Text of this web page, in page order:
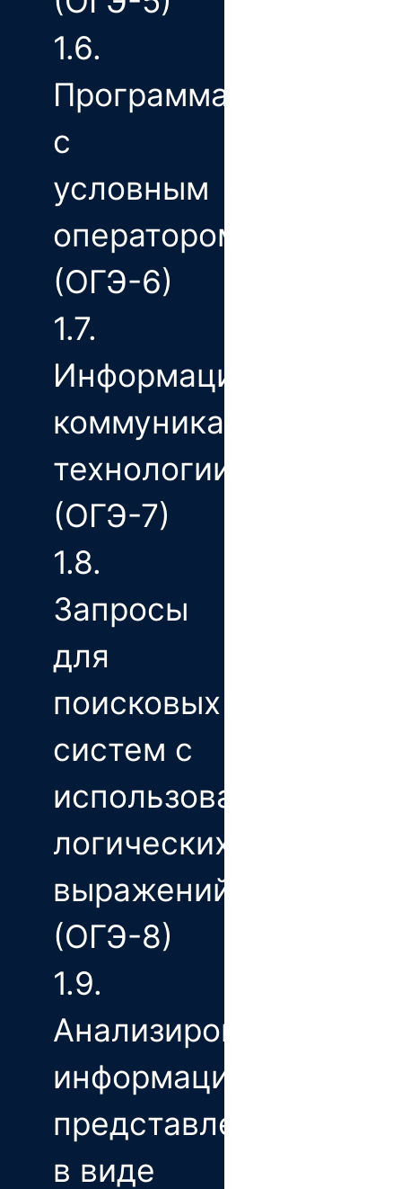
1.6.
Программа
с
условным
оператором
(ОГЭ-6)
1.7.
Информационно-
коммуникационные
технологии
(ОГЭ-7)
1.8.
Запросы
для
поисковых
систем с
использованием
логических
выражений
(ОГЭ-8)
1.9.
Анализирование
информации,
представленной
в виде